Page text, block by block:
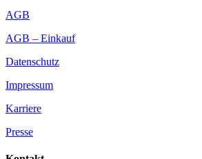
AGB
AGB – Einkauf
Datenschutz
Impressum
Karriere
Presse